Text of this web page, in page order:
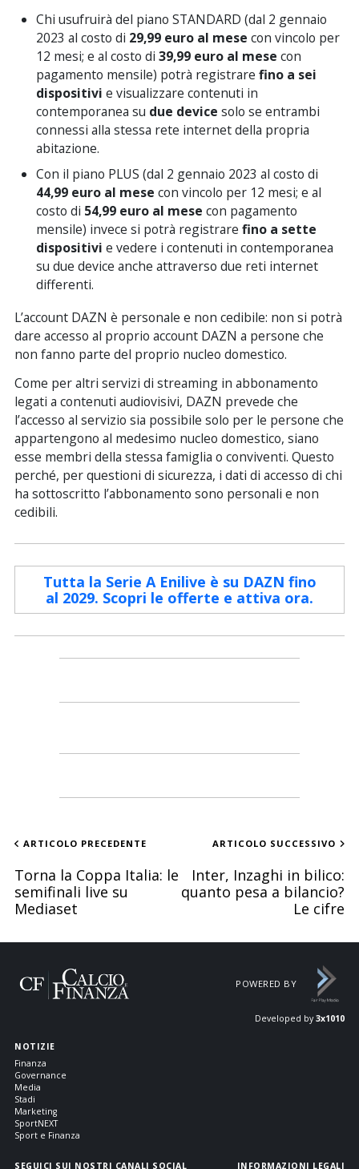
Chi usufruirà del piano STANDARD (dal 2 gennaio
2023 al costo di 29,99 euro al mese con vincolo per
12 mesi; e al costo di 39,99 euro al mese con
pagamento mensile) potrà registrare fino a sei
dispositivi e visualizzare contenuti in
contemporanea su due device solo se entrambi
connessi alla stessa rete internet della propria
abitazione.
Con il piano PLUS (dal 2 gennaio 2023 al costo di
44,99 euro al mese con vincolo per 12 mesi; e al
costo di 54,99 euro al mese con pagamento
mensile) invece si potrà registrare fino a sette
dispositivi e vedere i contenuti in contemporanea
su due device anche attraverso due reti internet
differenti.
L’account DAZN è personale e non cedibile: non si potrà
dare accesso al proprio account DAZN a persone che
non fanno parte del proprio nucleo domestico.
Come per altri servizi di streaming in abbonamento
legati a contenuti audiovisivi, DAZN prevede che
l’accesso al servizio sia possibile solo per le persone che
appartengono al medesimo nucleo domestico, siano
esse membri della stessa famiglia o conviventi. Questo
perché, per questioni di sicurezza, i dati di accesso di chi
ha sottoscritto l’abbonamento sono personali e non
cedibili.
Tutta la Serie A Enilive è su DAZN fino
al 2029. Scopri le offerte e attiva ora.
ARTICOLO PRECEDENTE
Torna la Coppa Italia: le
semifinali live su
Mediaset
ARTICOLO SUCCESSIVO
Inter, Inzaghi in bilico:
quanto pesa a bilancio?
Le cifre
POWERED BY
Developed by 3x1010
NOTIZIE
Finanza
Governance
Media
Stadi
Marketing
SportNEXT
Sport e Finanza
SEGUICI SUI NOSTRI CANALI SOCIAL INFORMAZIONI LEGALI